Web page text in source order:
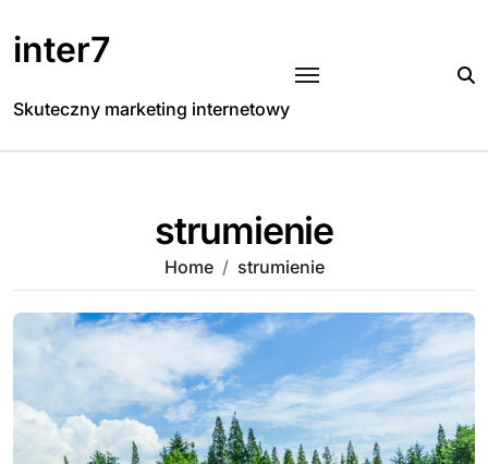
to
content
inter7
Skuteczny marketing internetowy
strumienie
Home strumienie